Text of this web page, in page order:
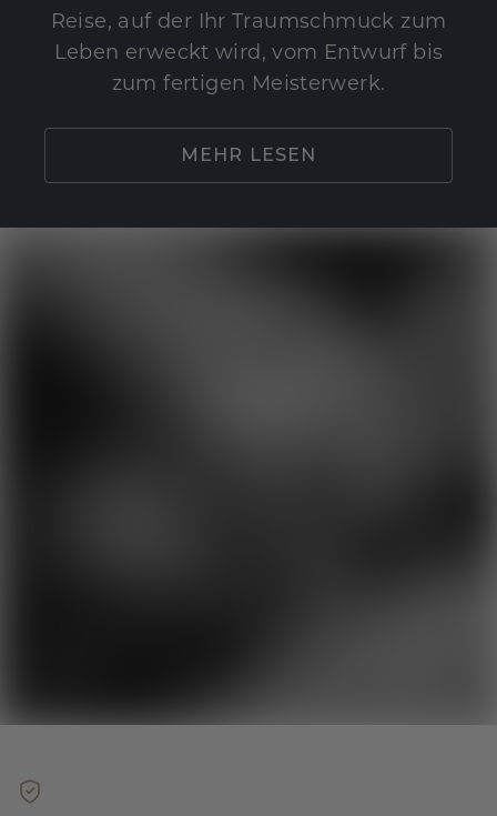
Reise, auf der Ihr Traumschmuck zum
Leben erweckt wird, vom Entwurf bis
zum fertigen Meisterwerk.
MEHR LESEN